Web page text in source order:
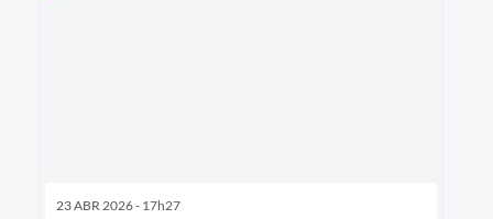
23 ABR 2026 - 17h27